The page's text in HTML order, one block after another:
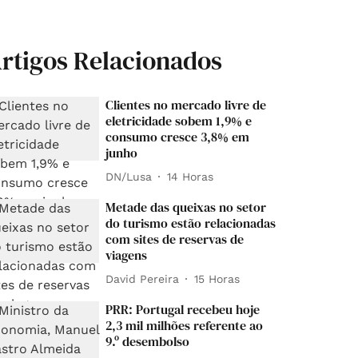
Relacionados
Clientes no mercado livre de
eletricidade sobem 1,9% e
consumo cresce 3,8% em
junho
DN/Lusa 14 Horas
Metade das queixas no setor
do turismo estão relacionadas
com sites de reservas de
viagens
David Pereira 15 Horas
PRR: Portugal recebeu hoje
2,3 mil milhões referente ao
9.º desembolso